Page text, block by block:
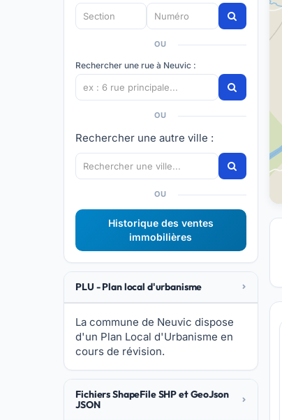
OU
Rechercher une rue à Neuvic :
OU
Rechercher une autre ville :
OU
Historique des ventes
immobilières
PLU - Plan local d'urbanisme
La commune de Neuvic dispose
d'un Plan Local d'Urbanisme en
cours de révision.
Fichiers ShapeFile SHP et GeoJson
JSON